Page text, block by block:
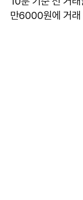
만6000원에 거래